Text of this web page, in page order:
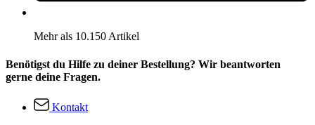
Mehr als 10.150 Artikel
Benötigst du Hilfe zu deiner Bestellung? Wir beantworten
gerne deine Fragen.
Kontakt